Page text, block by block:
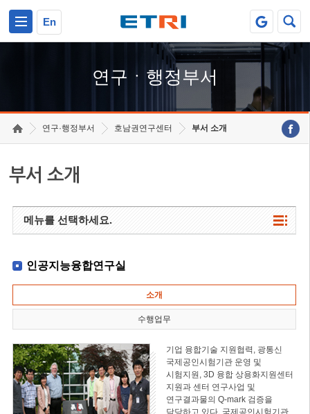
En
연구ㆍ행정부서
연구·행정부서 호남권연구센터 부서 소개
부서 소개
메뉴를 선택하세요.
인공지능융합연구실
소개
수행업무
기업 융합기술 지원협력, 광통신
국제공인시험기관 운영 및
시험지원, 3D 융합 상용화지원센터
지원과 센터 연구사업 및
연구결과물의 Q-mark 검증을
담당하고 있다. 국제공인시험기관